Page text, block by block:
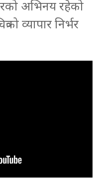
अभिनय रहेको
व्यापार निर्भर